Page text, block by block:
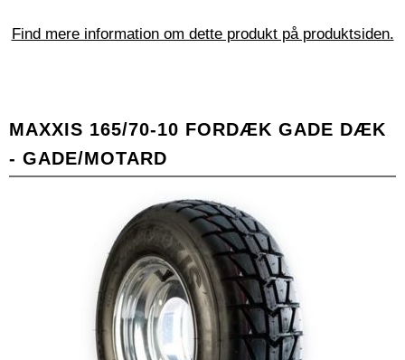
Find mere information om dette produkt på produktsiden.
MAXXIS 165/70-10 FORDÆK GADE DÆK
- GADE/MOTARD